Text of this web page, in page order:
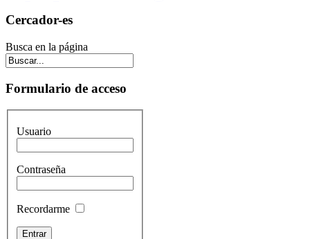
Cercador-es
Busca en la página
Formulario de acceso
Usuario
Contraseña
Recordarme